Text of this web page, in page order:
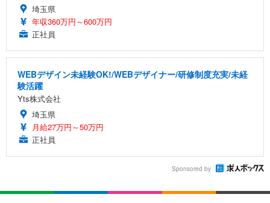
埼玉県
年収360万円～600万円
正社員
WEBデザイン未経験OK!/WEBデザイナー/研修制度充実/未経
験活躍
Yts株式会社
埼玉県
月給27万円～50万円
正社員
Sponsored by